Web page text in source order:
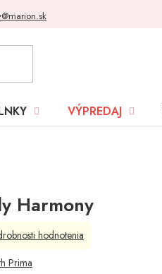
VÝPREDAJ
Harmony
hodnotenia
Prima